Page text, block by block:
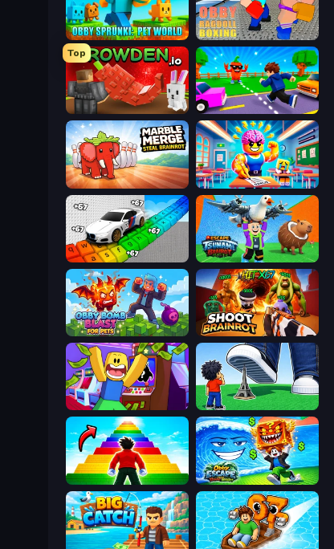
Obby Sprunki: Pet World Obby: Ragdoll Boxing
Top
Grow A Garden | Growden.io Robby: Cross the Road for Brainrot
Marble Merge: Steal Brainrot Game Obby: Dumb or Genius IQ Test
Escape Tsunami Brainrot
Obby Bomb Blast For Pets Shoot Brainrot
Obby: Click and Grow
Obby Highest Jump Ever Obby Escape from Tsunami Brainrot